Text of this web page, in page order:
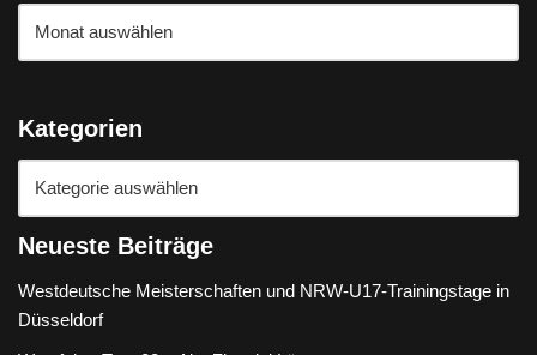
Kategorien
Neueste Beiträge
Westdeutsche Meisterschaften und NRW-U17-Trainingstage in
Düsseldorf